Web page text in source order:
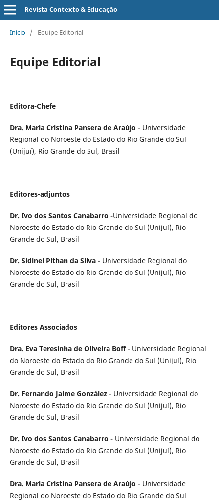
Revista Contexto & Educação
Início / Equipe Editorial
Equipe Editorial
Editora-Chefe
Dra. Maria Cristina Pansera de Araújo - Universidade
Regional do Noroeste do Estado do Rio Grande do Sul
(Unijuí), Rio Grande do Sul, Brasil
Editores-adjuntos
Dr. Ivo dos Santos Canabarro -Universidade Regional do
Noroeste do Estado do Rio Grande do Sul (Unijuí), Rio
Grande do Sul, Brasil
Dr. Sidinei Pithan da Silva - Universidade Regional do
Noroeste do Estado do Rio Grande do Sul (Unijuí), Rio
Grande do Sul, Brasil
Editores Associados
Dra. Eva Teresinha de Oliveira Boff- Universidade Regional
do Noroeste do Estado do Rio Grande do Sul (Unijuí), Rio
Grande do Sul, Brasil
Dr. Fernando Jaime González- Universidade Regional do
Noroeste do Estado do Rio Grande do Sul (Unijuí), Rio
Grande do Sul, Brasil
Dr. Ivo dos Santos Canabarro -Universidade Regional do
Noroeste do Estado do Rio Grande do Sul (Unijuí), Rio
Grande do Sul, Brasil
Dra. Maria Cristina Pansera de Araújo - Universidade
Regional do Noroeste do Estado do Rio Grande do Sul